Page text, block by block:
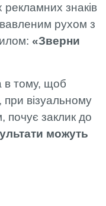
рекламних знаків
рухом з
«Зверни
в тому, щоб
візуальному
почує заклик до
можуть